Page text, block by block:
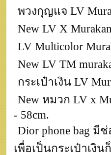
พวงกุญแจ LV
New LV X
LV Multicolor
New LV TM
กระเป๋าเงิน LV
New หมวก LV x
- 58cm.
Dior phone bag
เพื่อเป็นกระเป๋าเงิน